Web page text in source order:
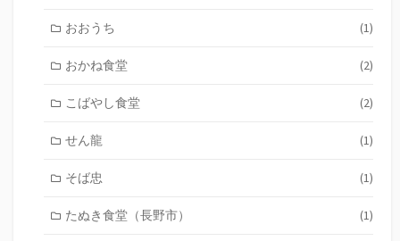
おおうち (1)
おかね食堂 (2)
こばやし食堂 (2)
せん龍 (1)
そば忠 (1)
たぬき食堂（長野市） (1)